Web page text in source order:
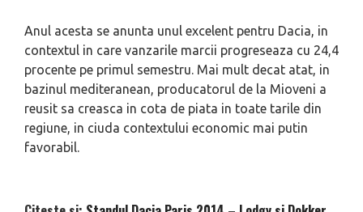
Anul acesta se anunta unul excelent pentru Dacia, in
contextul in care vanzarile marcii progreseaza cu 24,4
procente pe primul semestru. Mai mult decat atat, in
bazinul mediteranean, producatorul de la Mioveni a
reusit sa creasca in cota de piata in toate tarile din
regiune, in ciuda contextului economic mai putin
favorabil.